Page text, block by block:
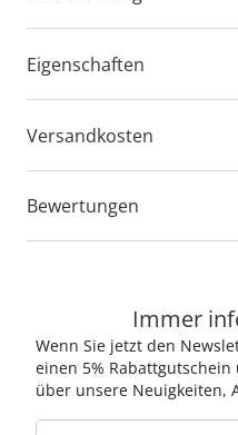
Eigenschaften
Versandkosten
Bewertungen
Immer
Wenn Sie jetzt den
einen 5%
über unsere Neuigkeiten,